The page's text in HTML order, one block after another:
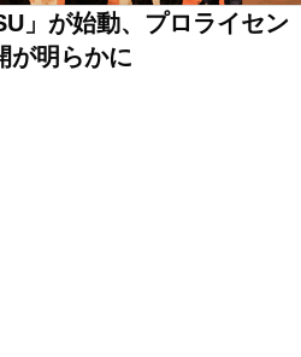
」が始動、プロライセン
が明らかに